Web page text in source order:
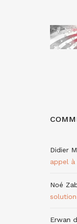
Didier
appel à
Noé
Erwan